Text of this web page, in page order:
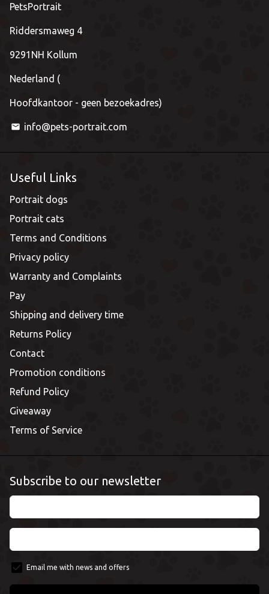
PetsPortrait
Riddersmaweg 4
9291NH Kollum
Nederland (
Hoofdkantoor - geen bezoekadres)
email info@pets-portrait.com
Useful Links
Portrait dogs
Portrait cats
Terms and Conditions
Privacy policy
Warranty and Complaints
Pay
Shipping and delivery time
Returns Policy
Contact
Promotion conditions
Refund Policy
Giveaway
Terms of Service
Subscribe to our newsletter
Email me with news and offers